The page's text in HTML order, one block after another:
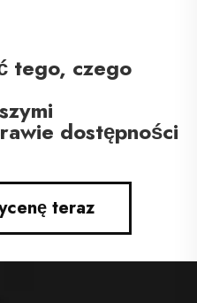
tego, czego
dostępności
teraz